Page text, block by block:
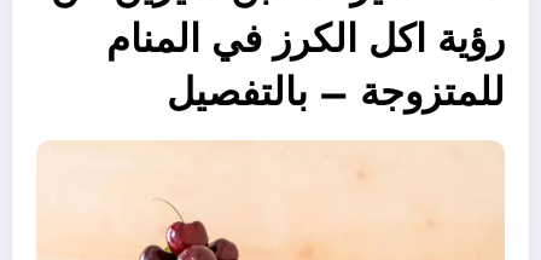
رؤية اكل الكرز في المنام
للمتزوجة – بالتفصيل